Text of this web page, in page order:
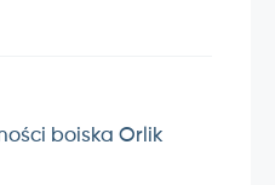
boiska Orlik